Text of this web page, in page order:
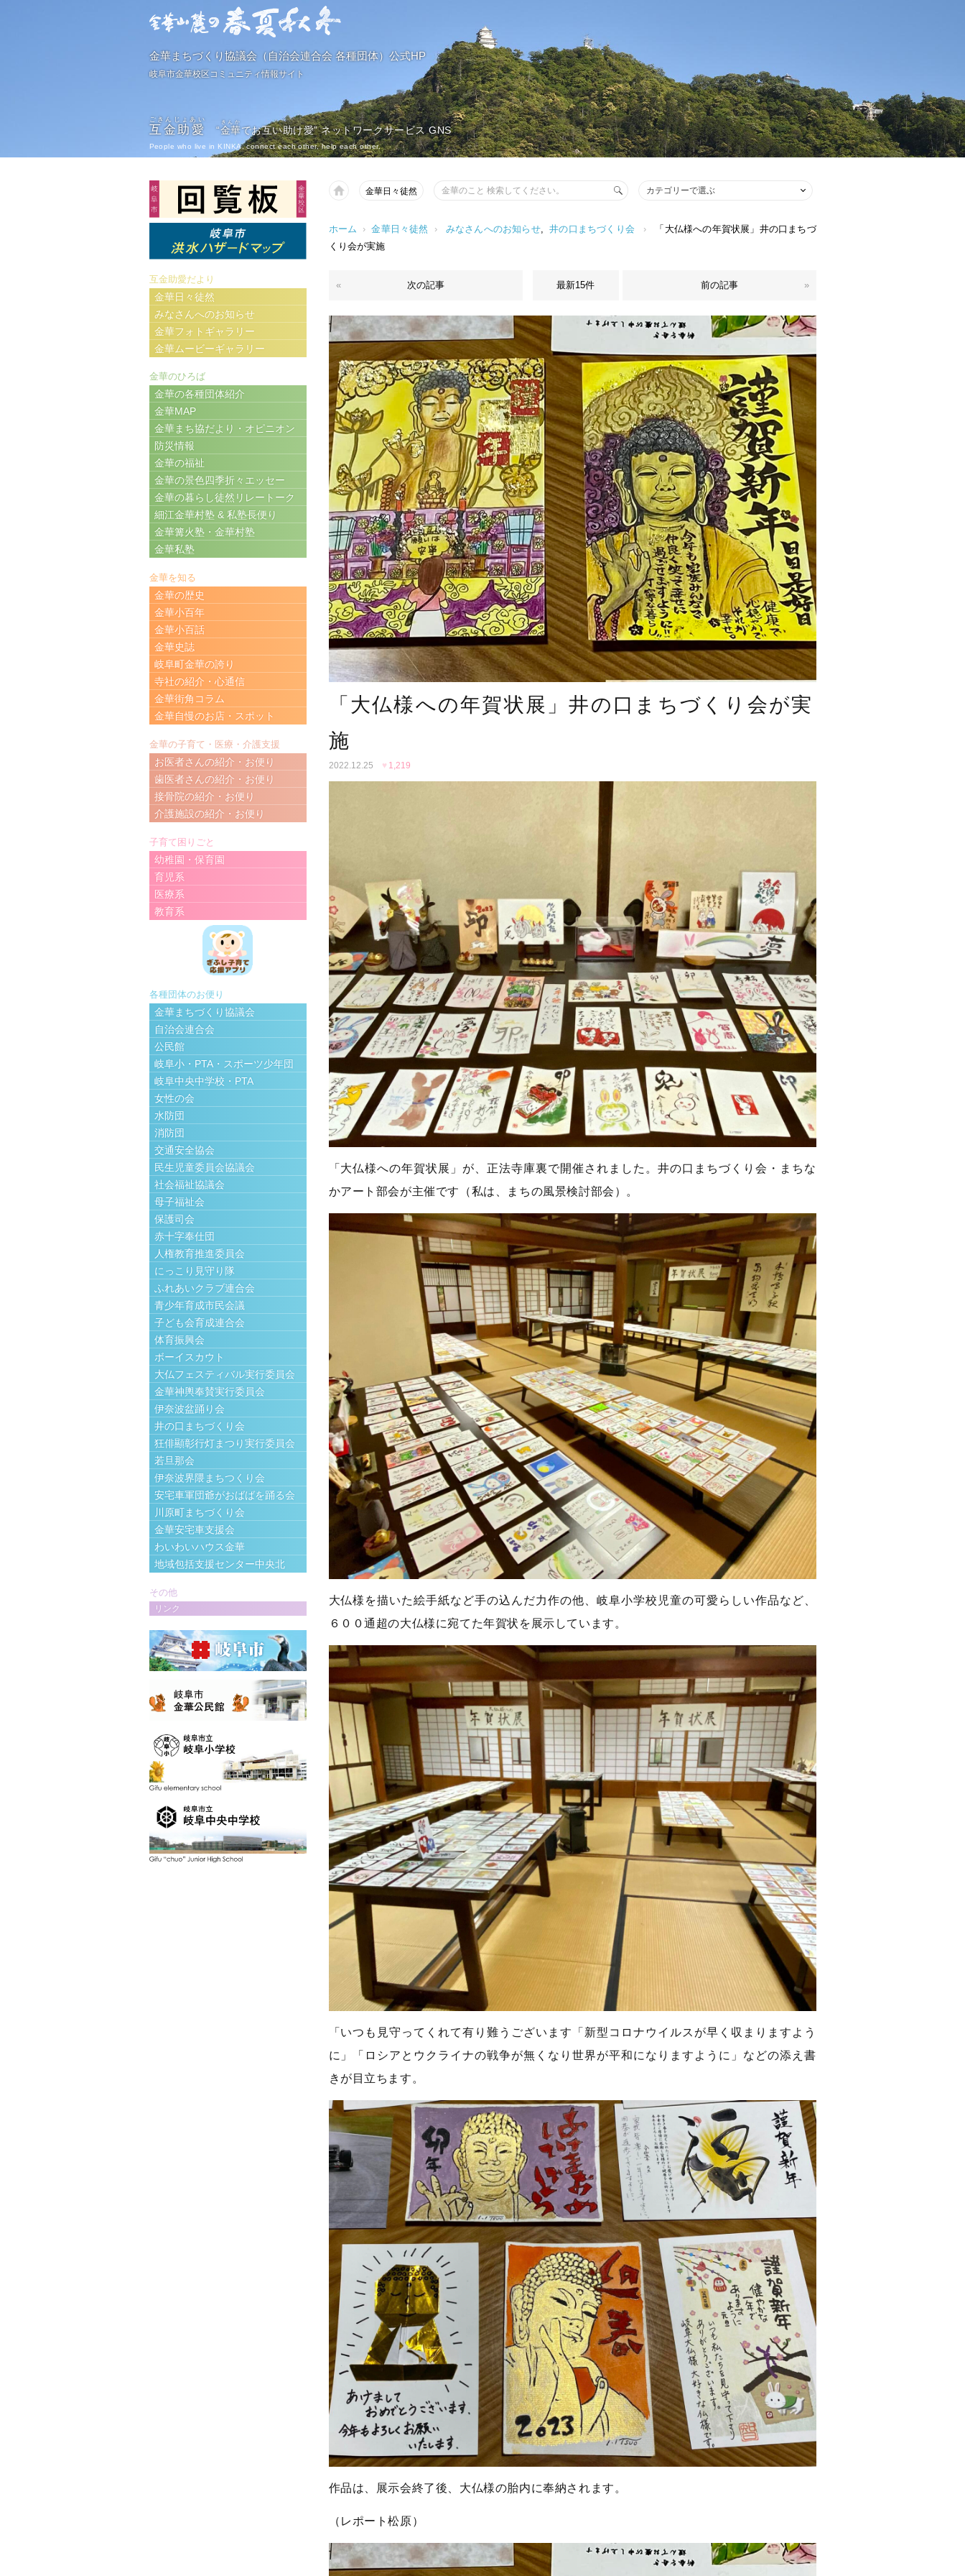
金華まちづくり協議会（自治会連合会 各種団体）公式HP
岐阜市金華校区コミュニティ情報サイト
互金助愛
ごきんじょあい
“金華
きんか
でお互い助け愛” ネットワークサービス GNS
People who live in KINKA, connect each other, help each other.
金華日々徒然
ホーム › 金華日々徒然 › みなさんへのお知らせ,井の口まちづくり会 ›
「大仏様への年賀状展」井の口まちづ
くり会が実施
次の記事
« 最新15件 前の記事 »
「大仏様への年賀状展」井の口まちづくり会が実
施
2022.12.25 ♥ 1,219
「大仏様への年賀状展」が、正法寺庫裏で開催されました。井の口まちづくり会・まちな
かアート部会が主催です（私は、まちの風景検討部会）。
大仏様を描いた絵手紙など手の込んだ力作の他、岐阜小学校児童の可愛らしい作品など、
６００通超の大仏様に宛てた年賀状を展示しています。
「いつも見守ってくれて有り難うございます「新型コロナウイルスが早く収まりますよう
に」「ロシアとウクライナの戦争が無くなり世界が平和になりますように」などの添え書
きが目立ちます。
作品は、展示会終了後、大仏様の胎内に奉納されます。
（レポート松原）
互金助愛だより
金華日々徒然
みなさんへのお知らせ
金華フォトギャラリー
金華ムービーギャラリー
金華のひろば
金華の各種団体紹介
金華MAP
金華まち協だより・オピニオン
防災情報
金華の福祉
金華の景色四季折々エッセー
金華の暮らし徒然リレートーク
細江金華村塾 & 私塾長便り
金華篝火塾・金華村塾
金華私塾
金華を知る
金華の歴史
金華小百年
金華小百話
金華史誌
岐阜町金華の誇り
寺社の紹介・心通信
金華街角コラム
金華自慢のお店・スポット
金華の子育て・医療・介護支援
お医者さんの紹介・お便り
歯医者さんの紹介・お便り
接骨院の紹介・お便り
介護施設の紹介・お便り
子育て困りごと
幼稚園・保育園
育児系
医療系
教育系
各種団体のお便り
金華まちづくり協議会
自治会連合会
公民館
岐阜小・PTA・スポーツ少年団
岐阜中央中学校・PTA
女性の会
水防団
消防団
交通安全協会
民生児童委員会協議会
社会福祉協議会
母子福祉会
保護司会
赤十字奉仕団
人権教育推進委員会
にっこり見守り隊
ふれあいクラブ連合会
青少年育成市民会議
子ども会育成連合会
体育振興会
ボーイスカウト
大仏フェスティバル実行委員会
金華神輿奉賛実行委員会
伊奈波盆踊り会
井の口まちづくり会
狂俳顯彰行灯まつり実行委員会
若旦那会
伊奈波界隈まちつくり会
安宅車軍団爺がおばばを踊る会
川原町まちづくり会
金華安宅車支援会
わいわいハウス金華
地域包括支援センター中央北
その他
リンク